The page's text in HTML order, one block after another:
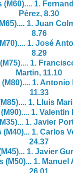
1.
Pérez, 8.30
1. Juan
8.76
1. José
8.29
1.
Martin, 11.10
1. Antonio
11.33
1. Lluis
1. Valentin
1. Javier
1. Carlos
24.37
1. Javier
(M50)... 1. Manuel